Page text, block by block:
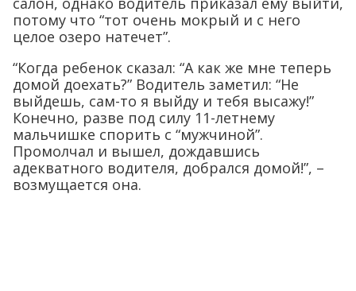
потому что “тот очень мокрый и с него
целое озеро натечет”.
“Когда ребенок сказал: “А как же мне теперь
домой доехать?” Водитель заметил: “Не
выйдешь, сам-то я выйду и тебя высажу!”
Конечно, разве под силу 11-летнему
мальчишке спорить с “мужчиной”.
Промолчал и вышел, дождавшись
адекватного водителя, добрался домой!”, –
возмущается она.